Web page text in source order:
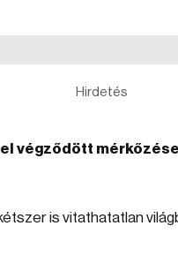
Hirdetés
végződött
is vitathatatlan